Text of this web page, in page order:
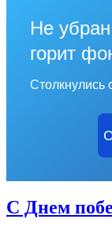
Не
горит
Столкнулись
С Днем